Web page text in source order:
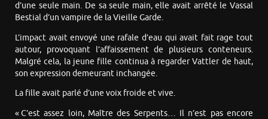
d’une seule main. De sa seule main, elle avait arrêté le Vassal
Bestial d’un vampire de la Vieille Garde.
L’impact avait envoyé une rafale d’eau qui avait fait rage tout
autour, provoquant l’affaissement de plusieurs conteneurs.
Malgré cela, la jeune fille continua à regarder Vattler de haut,
son expression demeurant inchangée.
La fille avait parlé d’une voix froide et vive.
« C’est assez loin, Maître des Serpents… Il n’est pas encore